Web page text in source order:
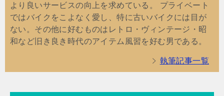
より良いサービスの向上を求めている。 プライベート
ではバイクをこよなく愛し、特に古いバイクには目が
ない。その他に好むものはレトロ・ヴィンテージ・昭
和など旧き良き時代のアイテム風習を好む男である。
執筆記事一覧